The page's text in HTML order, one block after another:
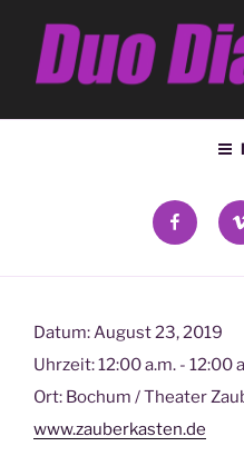
Inhalt
springen
DUO
facebook
Datum:August 23, 2019
Uhrzeit:12:00 a.m. - 12:00
Ort: Bochum / Theater
www.zauberkasten.de